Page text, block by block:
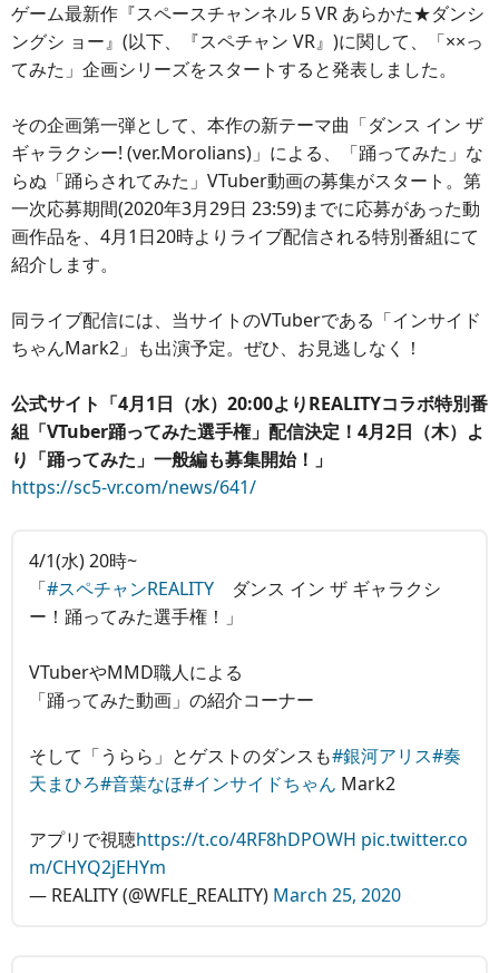
ゲーム最新作『スペースチャンネル 5 VR あらかた★ダンシ
ングシ ョー』(以下、『スペチャン VR』)に関して、「××っ
てみた」企画シリーズをスタートすると発表しました。
その企画第一弾として、本作の新テーマ曲「ダンス イン ザ
ギャラクシー! (ver.Morolians)」による、「踊ってみた」な
らぬ「踊らされてみた」VTuber動画の募集がスタート。第
一次応募期間(2020年3月29日 23:59)までに応募があった動
画作品を、4月1日20時よりライブ配信される特別番組にて
紹介します。
同ライブ配信には、当サイトのVTuberである「インサイド
ちゃんMark2」も出演予定。ぜひ、お見逃しなく！
公式サイト「4月1日（水）20:00よりREALITYコラボ特別番
組「VTuber踊ってみた選手権」配信決定！4月2日（木）よ
り「踊ってみた」一般編も募集開始！」
https://sc5-vr.com/news/641/
4/1(水) 20時~
「#スペチャンREALITY ダンス イン ザ ギャラクシ
ー！踊ってみた選手権！」
VTuberやMMD職人による
「踊ってみた動画」の紹介コーナー
そして「うらら」とゲストのダンスも#銀河アリス#奏
天まひろ#音葉なほ#インサイドちゃん Mark2
アプリで視聴https://t.co/4RF8hDPOWH pic.twitter.co
m/CHYQ2jEHYm
— REALITY (@WFLE_REALITY) March 25, 2020